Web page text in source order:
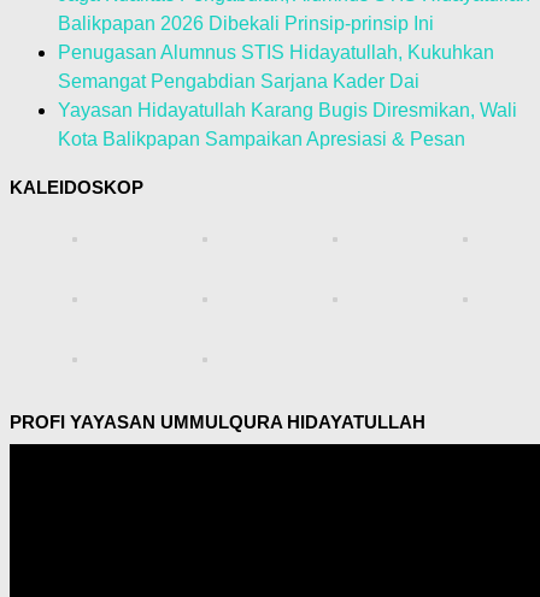
Balikpapan 2026 Dibekali Prinsip-prinsip Ini
Penugasan Alumnus STIS Hidayatullah, Kukuhkan
Semangat Pengabdian Sarjana Kader Dai
Yayasan Hidayatullah Karang Bugis Diresmikan, Wali
Kota Balikpapan Sampaikan Apresiasi & Pesan
KALEIDOSKOP
PROFI YAYASAN UMMULQURA HIDAYATULLAH